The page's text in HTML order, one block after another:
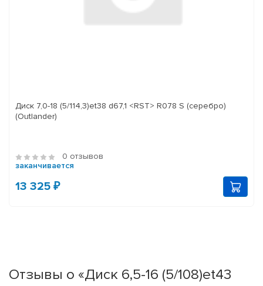
Диск 7,0-18 (5/114,3)et38 d67,1 <RST> R078 S (серебро)
(Outlander)
0 отзывов
заканчивается
13 325 ₽
Отзывы о «Диск 6,5-16 (5/108)et43